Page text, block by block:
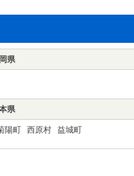
県
県
陽町 西原村 益城町